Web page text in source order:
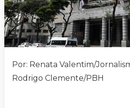
Por: Renata Valentim/
Rodrigo Clemente/PBH